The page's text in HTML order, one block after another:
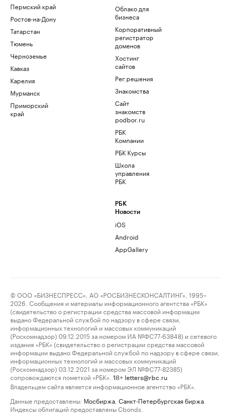
Пермский край
Ростов-на-Дону
Татарстан
Тюмень
Черноземье
Кавказ
Карелия
Мурманск
Приморский
край
Облако для
бизнеса
Корпоративный
регистратор
доменов
Хостинг
сайтов
Рег.решения
Знакомства
Сайт
знакомств
podbor.ru
РБК
Компании
РБК Курсы
Школа
управления
РБК
РБК
Новости
iOS
Android
AppGallery
© ООО «БИЗНЕСПРЕСС», АО «РОСБИЗНЕСКОНСАЛТИНГ», 1995–
2026. Сообщения и материалы информационного агентства «РБК»
(свидетельство о регистрации средства массовой информации
выдано Федеральной службой по надзору в сфере связи,
информационных технологий и массовых коммуникаций
(Роскомнадзор) 09.12.2015 за номером ИА №ФС77-63848) и сетевого
издания «РБК» (свидетельство о регистрации средства массовой
информации выдано Федеральной службой по надзору в сфере связи,
информационных технологий и массовых коммуникаций
(Роскомнадзор) 03.12.2021 за номером ЭЛ №ФС77-82385)
сопровождаются пометкой «РБК».
18+ letters@rbc.ru
Владельцем сайта является информационное агентство «РБК».
Данные предоставлены: Мосбиржа Санкт-Петербургская биржа
Индексы облигаций предоставлены Cbonds.